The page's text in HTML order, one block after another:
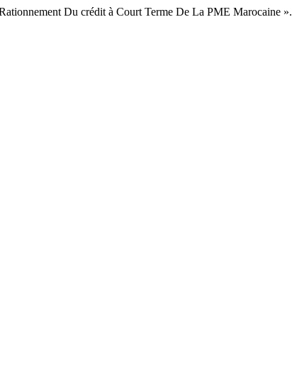
Du crédit à Court Terme De La PME Marocaine ».